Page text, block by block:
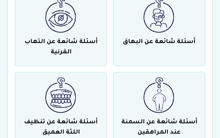
أسئلة شائعة عن البهاق
أسئلة شائعة عن التهاب
القرنية
أسئلة شائعة عن السمنة
عند المراهقين
أسئلة شائعة عن تنظيف
اللثة العميق